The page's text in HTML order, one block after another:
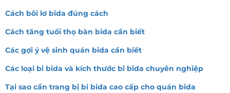
Cách bôi lơ bida đúng cách
Cách tăng tuổi thọ bàn bida cần biết
Các gợi ý vệ sinh quán bida cần biết
Các loại bi bida và kích thước bi bida chuyên nghiệp
Tại sao cần trang bị bi bida cao cấp cho quán bida